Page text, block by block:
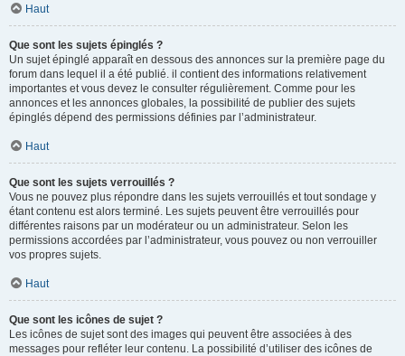
Haut
Que sont les sujets épinglés ?
Un sujet épinglé apparaît en dessous des annonces sur la première page du
forum dans lequel il a été publié. il contient des informations relativement
importantes et vous devez le consulter régulièrement. Comme pour les
annonces et les annonces globales, la possibilité de publier des sujets
épinglés dépend des permissions définies par l’administrateur.
Haut
Que sont les sujets verrouillés ?
Vous ne pouvez plus répondre dans les sujets verrouillés et tout sondage y
étant contenu est alors terminé. Les sujets peuvent être verrouillés pour
différentes raisons par un modérateur ou un administrateur. Selon les
permissions accordées par l’administrateur, vous pouvez ou non verrouiller
vos propres sujets.
Haut
Que sont les icônes de sujet ?
Les icônes de sujet sont des images qui peuvent être associées à des
messages pour refléter leur contenu. La possibilité d’utiliser des icônes de